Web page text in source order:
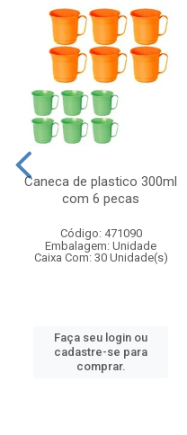
Caneca de plastico 300ml
com 6 pecas
Código: 471090
Embalagem: Unidade
Caixa Com: 30 Unidade(s)
Faça seu login ou
cadastre-se para
comprar.